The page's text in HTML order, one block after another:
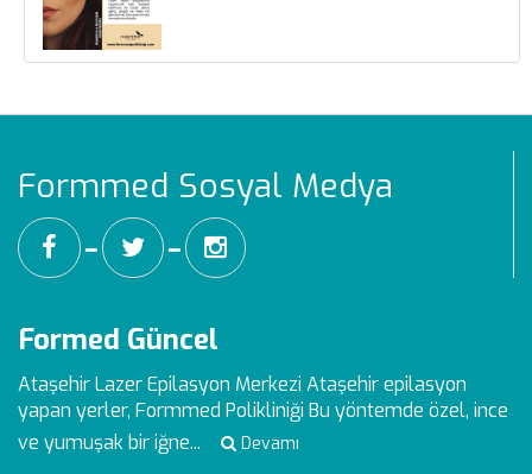
Formmed Sosyal Medya
━ ━
Formed Güncel
Ataşehir Lazer Epilasyon Merkezi Ataşehir epilasyon
yapan yerler, Formmed Polikliniği Bu yöntemde özel, ince
ve yumuşak bir iğne...
Devamı